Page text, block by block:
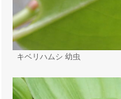
キベリハムシ 幼虫